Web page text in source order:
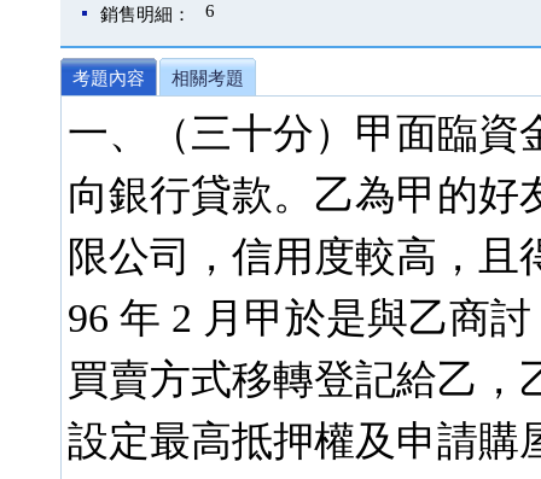
銷售明細：
6
考題內容 相關考題
一、（三十分）甲面臨資
向銀行貸款。乙為甲的好
限公司，信用度較高，
96 年 2 月甲於是與乙商
買賣方式移轉登記給乙，
設定最高抵押權及申請購